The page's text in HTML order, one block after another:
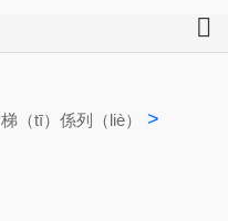
（tī）係列（liè） >